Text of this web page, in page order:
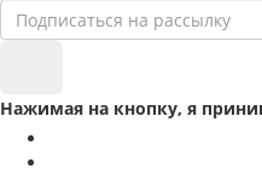
Нажимая на кнопку, я